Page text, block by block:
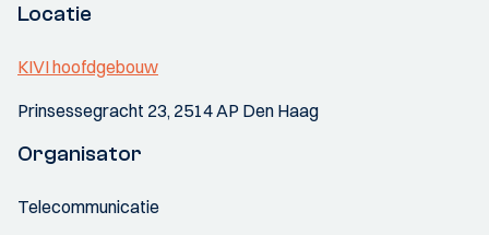
Locatie
KIVI hoofdgebouw
Prinsessegracht 23, 2514 AP Den Haag
Organisator
Telecommunicatie